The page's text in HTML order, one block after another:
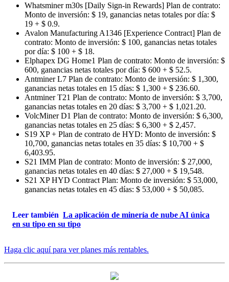
Whatsminer m30s [Daily Sign-in Rewards] Plan de contrato:
Monto de inversión: $ 19, ganancias netas totales por día: $
19 + $ 0.9.
Avalon Manufacturing A1346 [Experience Contract] Plan de
contrato: Monto de inversión: $ 100, ganancias netas totales
por día: $ 100 + $ 18.
Elphapex DG Home1 Plan de contrato: Monto de inversión: $
600, ganancias netas totales por día: $ 600 + $ 52.5.
Antminer L7 Plan de contrato: Monto de inversión: $ 1,300,
ganancias netas totales en 15 días: $ 1,300 + $ 236.60.
Antminer T21 Plan de contrato: Monto de inversión: $ 3,700,
ganancias netas totales en 20 días: $ 3,700 + $ 1,021.20.
VolcMiner D1 Plan de contrato: Monto de inversión: $ 6,300,
ganancias netas totales en 25 días: $ 6,300 + $ 2,457.
S19 XP + Plan de contrato de HYD: Monto de inversión: $
10,700, ganancias netas totales en 35 días: $ 10,700 + $
6,403.95.
S21 IMM Plan de contrato: Monto de inversión: $ 27,000,
ganancias netas totales en 40 días: $ 27,000 + $ 19,548.
S21 XP HYD Contract Plan: Monto de inversión: $ 53,000,
ganancias netas totales en 45 días: $ 53,000 + $ 50,085.
Leer también La aplicación de minería de nube AI única
en su tipo en su tipo
Haga clic aquí para ver planes más rentables.